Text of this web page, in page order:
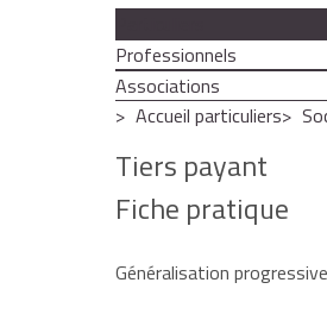
Professionnels
Associations
Accueil particuliers
Tiers payant
Fiche pratique
Généralisation